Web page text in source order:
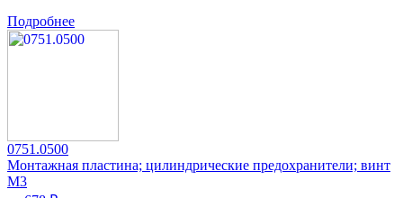
Подробнее
0751.0500
Монтажная пластина; цилиндрические предохранители; винт
M3